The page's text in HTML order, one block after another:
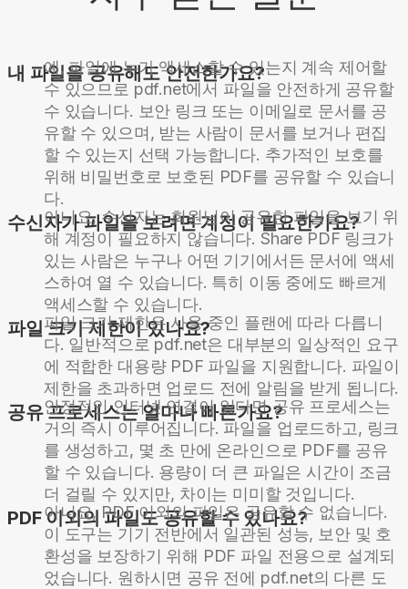
내 파일을 공유해도 안전한가요?
예, 파일에 누가 액세스할 수 있는지 계속 제어할
수 있으므로 pdf.net에서 파일을 안전하게 공유할
수 있습니다. 보안 링크 또는 이메일로 문서를 공
유할 수 있으며, 받는 사람이 문서를 보거나 편집
할 수 있는지 선택 가능합니다. 추가적인 보호를
위해 비밀번호로 보호된 PDF를 공유할 수 있습니
다.
수신자가 파일을 보려면 계정이 필요한가요?
아니요, 수신자는 회원님이 공유한 파일을 보기 위
해 계정이 필요하지 않습니다. Share PDF 링크가
있는 사람은 누구나 어떤 기기에서든 문서에 액세
스하여 열 수 있습니다. 특히 이동 중에도 빠르게
액세스할 수 있습니다.
파일 크기 제한이 있나요?
파일 크기 제한은 사용 중인 플랜에 따라 다릅니
다. 일반적으로 pdf.net은 대부분의 일상적인 요구
에 적합한 대용량 PDF 파일을 지원합니다. 파일이
제한을 초과하면 업로드 전에 알림을 받게 됩니다.
공유 프로세스는 얼마나 빠른가요?
안정적인 인터넷 연결이 있다면 공유 프로세스는
거의 즉시 이루어집니다. 파일을 업로드하고, 링크
를 생성하고, 몇 초 만에 온라인으로 PDF를 공유
할 수 있습니다. 용량이 더 큰 파일은 시간이 조금
더 걸릴 수 있지만, 차이는 미미할 것입니다.
PDF 이외의 파일도 공유할 수 있나요?
아니요, PDF 이외의 파일은 공유할 수 없습니다.
이 도구는 기기 전반에서 일관된 성능, 보안 및 호
환성을 보장하기 위해 PDF 파일 전용으로 설계되
었습니다. 원하시면 공유 전에 pdf.net의 다른 도